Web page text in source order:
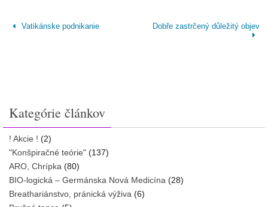
Vatikánske podnikanie Dobře zastrčený důležitý objev
Kategórie článkov
! Akcie ! (2)
"Konšpiračné teórie" (137)
ARO, Chrípka (80)
BIO-logická – Germánska Nová Medicína (28)
Breathariánstvo, pránická výživa (6)